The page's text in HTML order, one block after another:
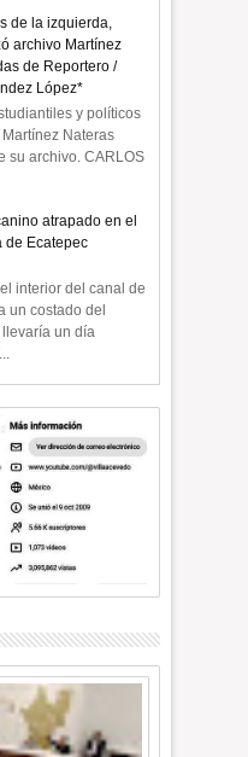
de la izquierda,
archivo Martínez
de Reportero /
López*
y políticos
Nateras
su archivo. CARLOS
atrapado en el
de Ecatepec
interior del canal de
un costado del
un día